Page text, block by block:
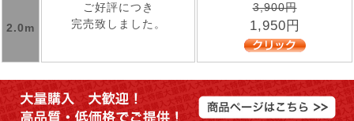
2.0m
ご好評につき
完売致しました。
3,900円
1,950円